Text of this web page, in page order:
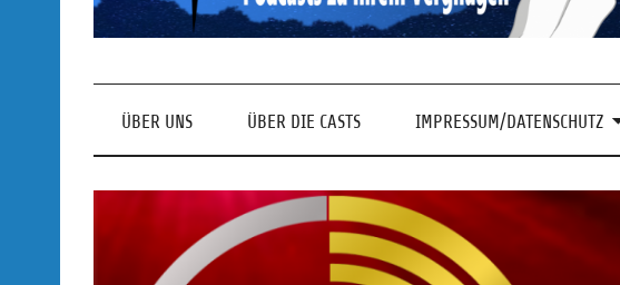
ÜBER UNS ÜBER DIE CASTS IMPRESSUM/DATENSCHUTZ